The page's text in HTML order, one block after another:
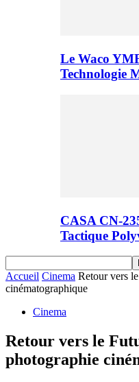
Le Waco
Technologie
CASA CN-
Tactique
Accueil Cinema Retour vers
cinématographique
Cinema
Retour vers le
photographie